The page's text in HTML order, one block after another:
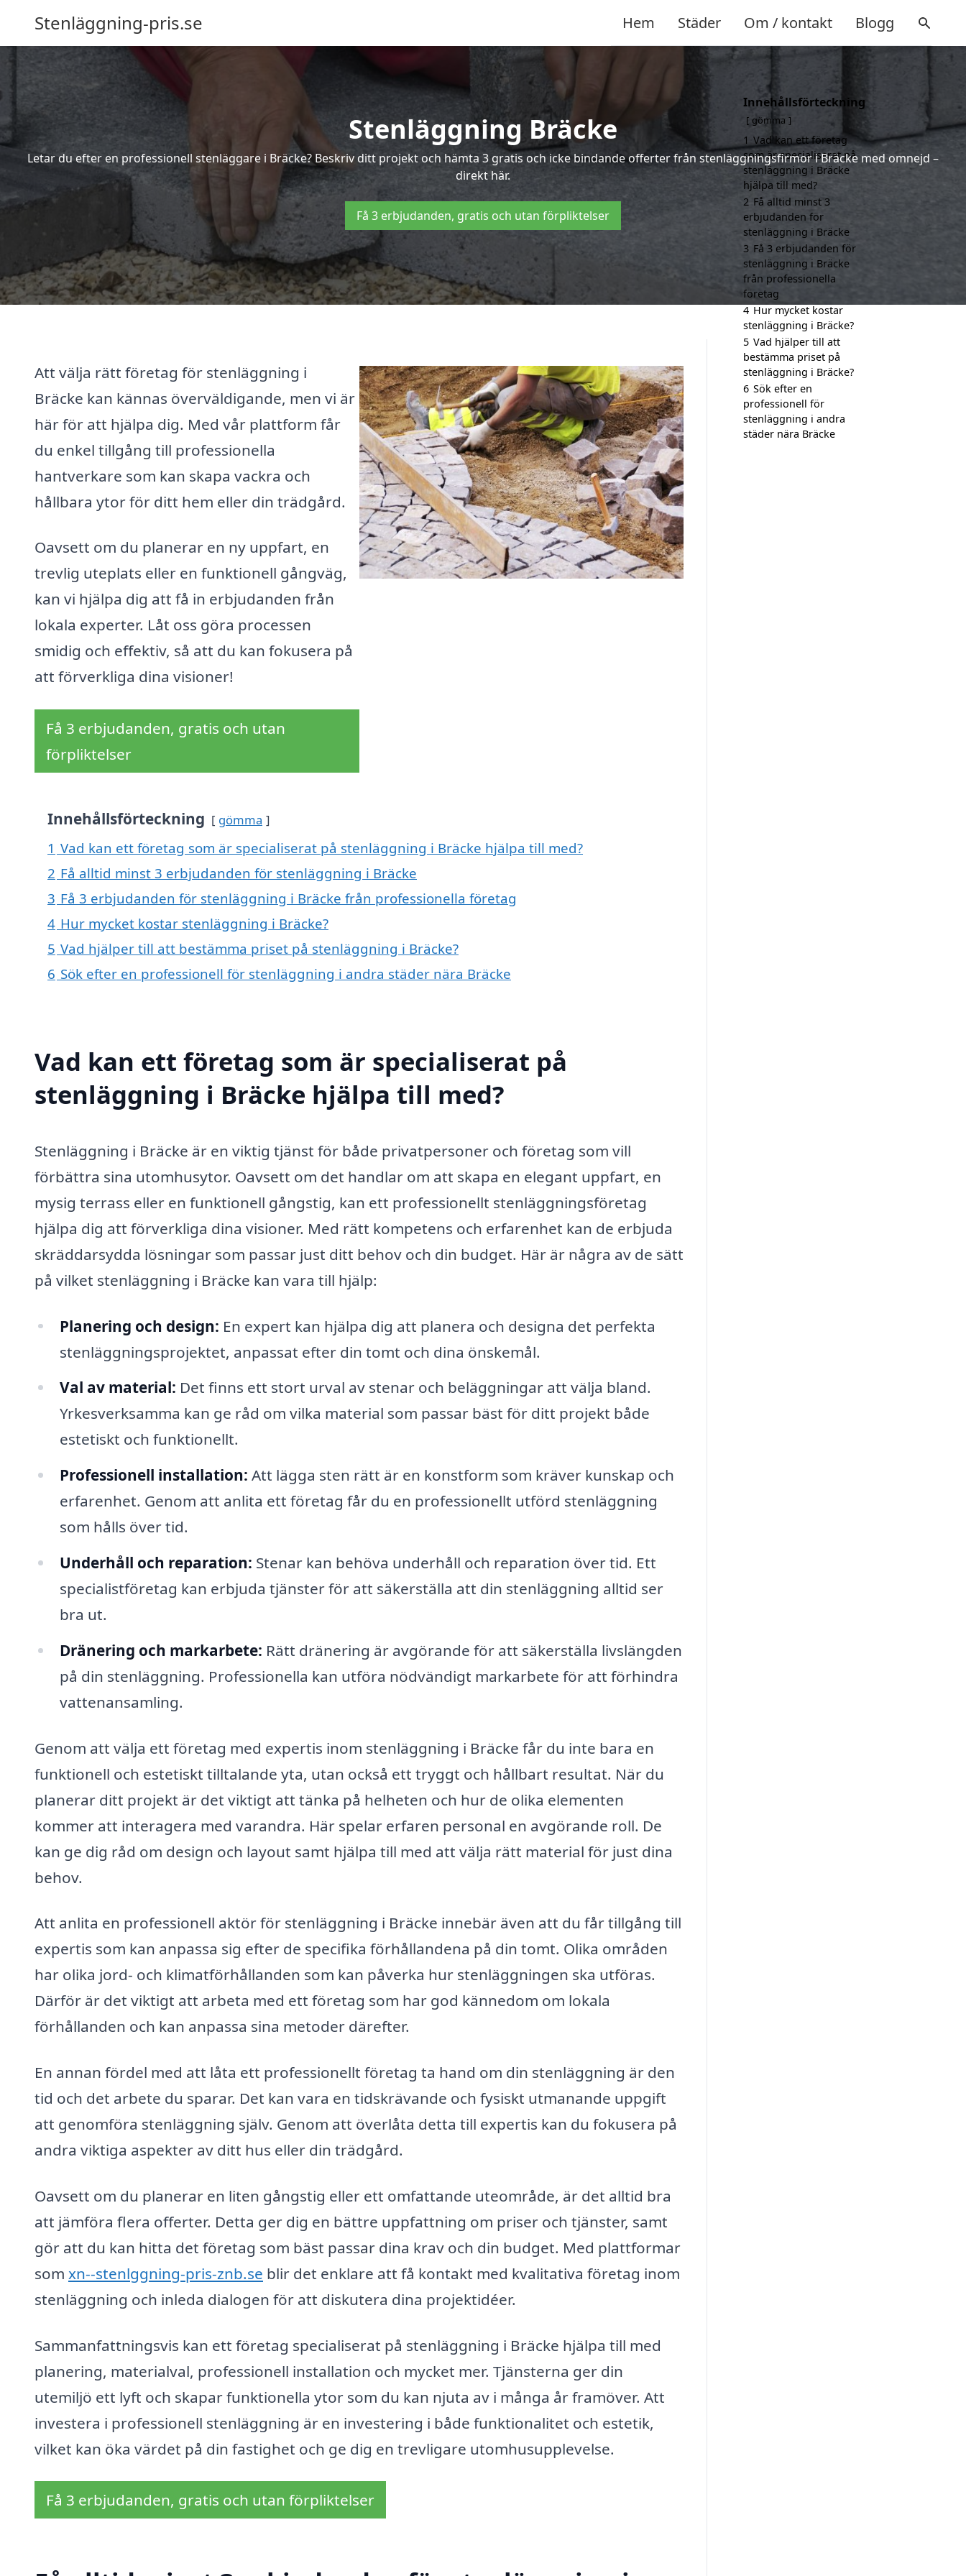
Stenläggning-pris.se Hem Städer Om / kontakt Blogg
Stenläggning Bräcke
Letar du efter en professionell stenläggare i Bräcke? Beskriv ditt projekt och hämta 3 gratis och icke bindande offerter från stenläggningsfirmor i Bräcke med omnejd –
direkt här.
Få 3 erbjudanden, gratis och utan förpliktelser
Att välja rätt företag för stenläggning i
Bräcke kan kännas överväldigande, men vi är
här för att hjälpa dig. Med vår plattform får
du enkel tillgång till professionella
hantverkare som kan skapa vackra och
hållbara ytor för ditt hem eller din trädgård.
Oavsett om du planerar en ny uppfart, en
trevlig uteplats eller en funktionell gångväg,
kan vi hjälpa dig att få in erbjudanden från
lokala experter. Låt oss göra processen
smidig och effektiv, så att du kan fokusera på
att förverkliga dina visioner!
Få 3 erbjudanden, gratis och utan
förpliktelser
Innehållsförteckning gömma
1 Vad kan ett företag som är specialiserat på stenläggning i Bräcke hjälpa till med?
2 Få alltid minst 3 erbjudanden för stenläggning i Bräcke
3 Få 3 erbjudanden för stenläggning i Bräcke från professionella företag
4 Hur mycket kostar stenläggning i Bräcke?
5 Vad hjälper till att bestämma priset på stenläggning i Bräcke?
6 Sök efter en professionell för stenläggning i andra städer nära Bräcke
Vad kan ett företag som är specialiserat på
stenläggning i Bräcke hjälpa till med?
Stenläggning i Bräcke är en viktig tjänst för både privatpersoner och företag som vill
förbättra sina utomhusytor. Oavsett om det handlar om att skapa en elegant uppfart, en
mysig terrass eller en funktionell gångstig, kan ett professionellt stenläggningsföretag
hjälpa dig att förverkliga dina visioner. Med rätt kompetens och erfarenhet kan de erbjuda
skräddarsydda lösningar som passar just ditt behov och din budget. Här är några av de sätt
på vilket stenläggning i Bräcke kan vara till hjälp:
Planering och design: En expert kan hjälpa dig att planera och designa det perfekta
stenläggningsprojektet, anpassat efter din tomt och dina önskemål.
Val av material: Det finns ett stort urval av stenar och beläggningar att välja bland.
Yrkesverksamma kan ge råd om vilka material som passar bäst för ditt projekt både
estetiskt och funktionellt.
Professionell installation: Att lägga sten rätt är en konstform som kräver kunskap och
erfarenhet. Genom att anlita ett företag får du en professionellt utförd stenläggning
som hålls över tid.
Underhåll och reparation: Stenar kan behöva underhåll och reparation över tid. Ett
specialistföretag kan erbjuda tjänster för att säkerställa att din stenläggning alltid ser
bra ut.
Dränering och markarbete: Rätt dränering är avgörande för att säkerställa livslängden
på din stenläggning. Professionella kan utföra nödvändigt markarbete för att förhindra
vattenansamling.
Genom att välja ett företag med expertis inom stenläggning i Bräcke får du inte bara en
funktionell och estetiskt tilltalande yta, utan också ett tryggt och hållbart resultat. När du
planerar ditt projekt är det viktigt att tänka på helheten och hur de olika elementen
kommer att interagera med varandra. Här spelar erfaren personal en avgörande roll. De
kan ge dig råd om design och layout samt hjälpa till med att välja rätt material för just dina
behov.
Att anlita en professionell aktör för stenläggning i Bräcke innebär även att du får tillgång till
expertis som kan anpassa sig efter de specifika förhållandena på din tomt. Olika områden
har olika jord- och klimatförhållanden som kan påverka hur stenläggningen ska utföras.
Därför är det viktigt att arbeta med ett företag som har god kännedom om lokala
förhållanden och kan anpassa sina metoder därefter.
En annan fördel med att låta ett professionellt företag ta hand om din stenläggning är den
tid och det arbete du sparar. Det kan vara en tidskrävande och fysiskt utmanande uppgift
att genomföra stenläggning själv. Genom att överlåta detta till expertis kan du fokusera på
andra viktiga aspekter av ditt hus eller din trädgård.
Oavsett om du planerar en liten gångstig eller ett omfattande uteområde, är det alltid bra
att jämföra flera offerter. Detta ger dig en bättre uppfattning om priser och tjänster, samt
gör att du kan hitta det företag som bäst passar dina krav och din budget. Med plattformar
som xn--stenlggning-pris-znb.se blir det enklare att få kontakt med kvalitativa företag inom
stenläggning och inleda dialogen för att diskutera dina projektidéer.
Sammanfattningsvis kan ett företag specialiserat på stenläggning i Bräcke hjälpa till med
planering, materialval, professionell installation och mycket mer. Tjänsterna ger din
utemiljö ett lyft och skapar funktionella ytor som du kan njuta av i många år framöver. Att
investera i professionell stenläggning är en investering i både funktionalitet och estetik,
vilket kan öka värdet på din fastighet och ge dig en trevligare utomhusupplevelse.
Få 3 erbjudanden, gratis och utan förpliktelser
Innehållsförteckning
gömma
1 Vad kan ett företag
som är specialiserat på
stenläggning i Bräcke
hjälpa till med?
2 Få alltid minst 3
erbjudanden för
stenläggning i Bräcke
3 Få 3 erbjudanden för
stenläggning i Bräcke
från professionella
företag
4 Hur mycket kostar
stenläggning i Bräcke?
5 Vad hjälper till att
bestämma priset på
stenläggning i Bräcke?
6 Sök efter en
professionell för
stenläggning i andra
städer nära Bräcke